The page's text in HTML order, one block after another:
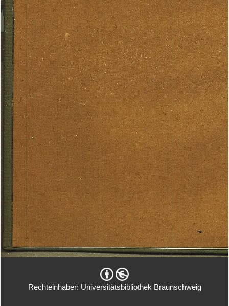
Rechteinhaber: Universitätsbibliothek Braunschweig